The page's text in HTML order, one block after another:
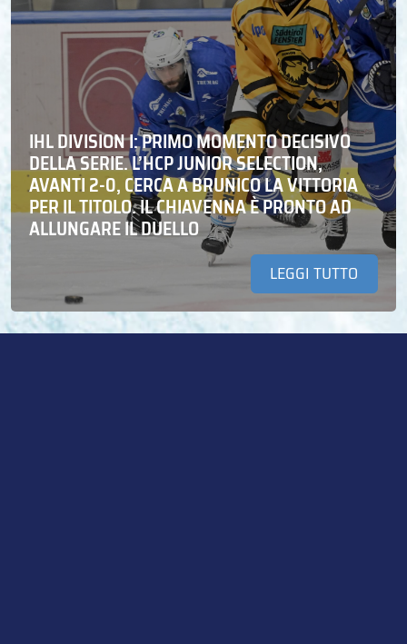
IHL DIVISION I: PRIMO MOMENTO DECISIVO
DELLA SERIE. L’HCP JUNIOR SELECTION,
AVANTI 2-0, CERCA A BRUNICO LA VITTORIA
PER IL TITOLO. IL CHIAVENNA È PRONTO AD
ALLUNGARE IL DUELLO
LEGGI TUTTO